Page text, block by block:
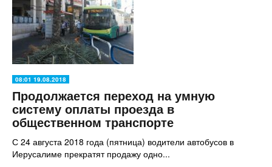
08:01 19.08.2018
Продолжается переход на умную
систему оплаты проезда в
общественном транспорте
С 24 августа 2018 года (пятница) водители автобусов в
Иерусалиме прекратят продажу одно...